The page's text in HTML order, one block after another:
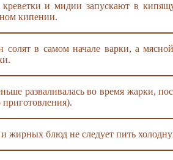
креветки и мидии запускают в
кипении.
солят в самом начале варки, а
разваливалась во время жарки,
жирных блюд не следует пить